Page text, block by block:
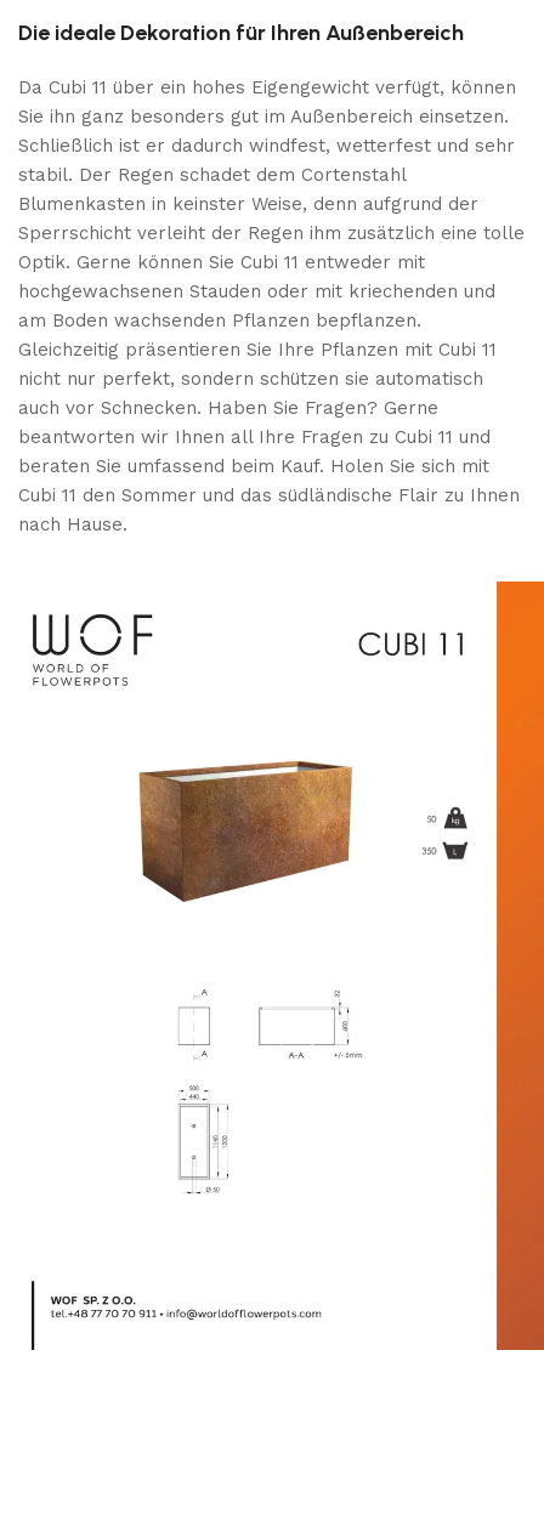
Die ideale Dekoration für Ihren Außenbereich
Da Cubi 11 über ein hohes Eigengewicht verfügt, können
Sie ihn ganz besonders gut im Außenbereich einsetzen.
Schließlich ist er dadurch windfest, wetterfest und sehr
stabil. Der Regen schadet dem Cortenstahl
Blumenkasten in keinster Weise, denn aufgrund der
Sperrschicht verleiht der Regen ihm zusätzlich eine tolle
Optik. Gerne können Sie Cubi 11 entweder mit
hochgewachsenen Stauden oder mit kriechenden und
am Boden wachsenden Pflanzen bepflanzen.
Gleichzeitig präsentieren Sie Ihre Pflanzen mit Cubi 11
nicht nur perfekt, sondern schützen sie automatisch
auch vor Schnecken. Haben Sie Fragen? Gerne
beantworten wir Ihnen all Ihre Fragen zu Cubi 11 und
beraten Sie umfassend beim Kauf. Holen Sie sich mit
Cubi 11 den Sommer und das südländische Flair zu Ihnen
nach Hause.